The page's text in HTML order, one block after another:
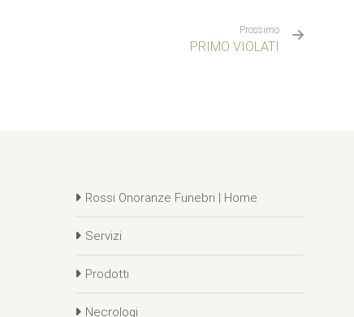
Prossimo
PRIMO VIOLATI
Rossi Onoranze Funebri | Home
Servizi
Prodotti
Necrologi